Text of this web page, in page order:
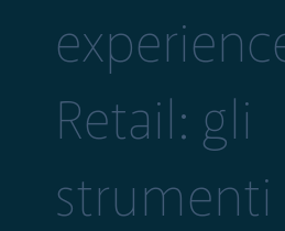
Retail: gli
strumenti